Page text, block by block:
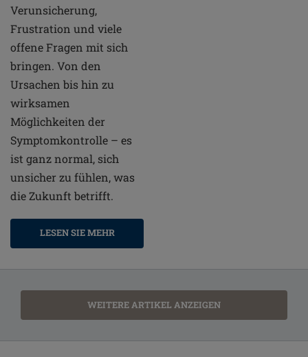
Verunsicherung,
Frustration und viele
offene Fragen mit sich
bringen. Von den
Ursachen bis hin zu
wirksamen
Möglichkeiten der
Symptomkontrolle – es
ist ganz normal, sich
unsicher zu fühlen, was
die Zukunft betrifft.
LESEN SIE MEHR
WEITERE ARTIKEL ANZEIGEN